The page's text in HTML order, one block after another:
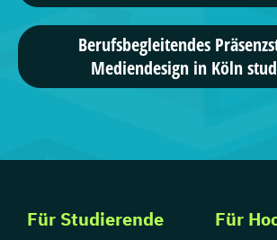
SRH Fernhochschule
University
AKAD University
Berufsbegleitendes
Mediendesign in Köln
Für Studierende Für